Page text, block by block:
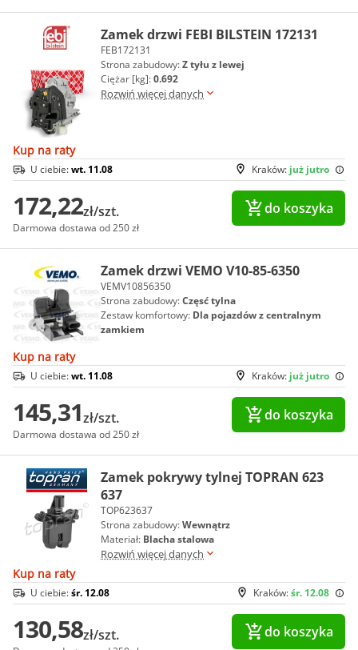
Zamek drzwi FEBI BILSTEIN 172131
FEB172131
Strona zabudowy:Z tyłu z lewej
Ciężar [kg]:0.692
Rozwiń więcej danych
Kup na raty
Kraków: już jutro
U ciebie:wt. 11.08
172,22zł/szt.
Darmowa dostawa od 250 zł
do koszyka
Zamek drzwi VEMO V10-85-6350
VEMV10856350
Strona zabudowy:Częsć tylna
Zestaw komfortowy: Dla pojazdów z centralnym
zamkiem
Kup na raty
Kraków: już jutro
U ciebie:wt. 11.08
145,31zł/szt.
Darmowa dostawa od 250 zł
do koszyka
Zamek pokrywy tylnej TOPRAN 623
637
TOP623637
Strona zabudowy:Wewnątrz
Materiał: Blacha stalowa
Rozwiń więcej danych
Kup na raty
Kraków:śr. 12.08
U ciebie:śr. 12.08
130,58zł/szt. do koszyka